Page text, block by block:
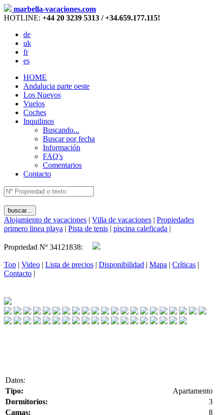
marbella-vacaciones.com
HOTLINE: +44 20 3239 5313 / +34.659.177.115!
de
uk
fr
es
HOME
Andalucia parte oeste
Los Nuevos
Vuelos
Coches
Inquilinos
Buscando...
Buscar por fecha
Información
FAQ's
Comentarios
Contacto
Alojamiento de vacaciones | Villa de vacaciones | Propiedades
primero linea playa | Pista de tenis | piscina caleficada |
Propriedad Nº 34121838:
Top | Video | Lista de precios | Disponibilidad | Mapa | Críticas |
Contacto |
Datos:
Tipo:
Apartamento
Dormitorios:
3
Camas:
8